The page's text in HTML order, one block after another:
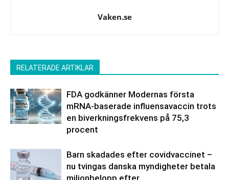
Vaken.se
RELATERADE ARTIKLAR
FDA godkänner Modernas första
mRNA-baserade influensavaccin trots
en biverkningsfrekvens på 75,3
procent
Barn skadades efter covidvaccinet –
nu tvingas danska myndigheter betala